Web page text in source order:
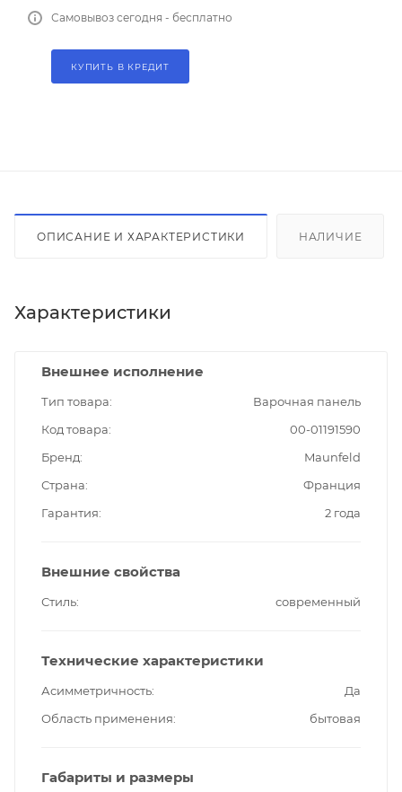
Самовывоз сегодня - бесплатно
КУПИТЬ В КРЕДИТ
ОПИСАНИЕ И ХАРАКТЕРИСТИКИ НАЛИЧИЕ
Характеристики
Внешнее исполнение
Тип товара
Варочная панель
Код товара
00-01191590
Бренд
Maunfeld
Страна
Франция
Гарантия
2 года
Внешние свойства
Стиль современный
Технические характеристики
Асимметричность
Да
Область применения
бытовая
Габариты и размеры